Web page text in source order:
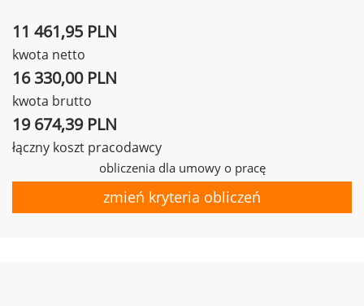
11 461,95 PLN
kwota netto
16 330,00 PLN
kwota brutto
19 674,39 PLN
łączny koszt pracodawcy
obliczenia dla umowy o pracę
zmień kryteria obliczeń